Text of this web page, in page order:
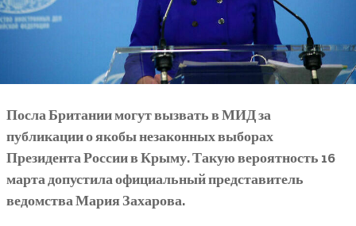
Посла Британии могут вызвать в МИД за
публикации о якобы незаконных выборах
Президента России в Крыму. Такую вероятность 16
марта допустила официальный представитель
ведомства Мария Захарова.